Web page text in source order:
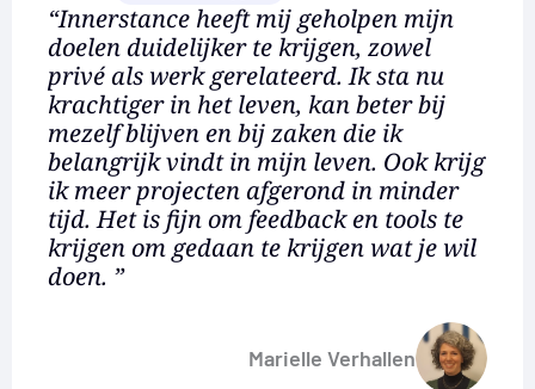
“Innerstance heeft mij geholpen mijn
doelen duidelijker te krijgen, zowel
privé als werk gerelateerd. Ik sta nu
krachtiger in het leven, kan beter bij
mezelf blijven en bij zaken die ik
belangrijk vindt in mijn leven. Ook krijg
ik meer projecten afgerond in minder
tijd. Het is fijn om feedback en tools te
krijgen om gedaan te krijgen wat je wil
doen. ”
Marielle Verhallen